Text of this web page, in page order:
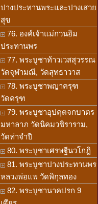
ปางประทานพระและปางเสวย
สุข
76. องค์เจ้าแม่กวนอิม
ประทานพร
77. พระบูชาท้าวเวสสุวรรณ
วัดจุฬามณี, วัดสุทธาวาส
78. พระบูชาพญาครุฑ
วัดครุฑ
79. พระบูชาอุปคุตจกบาตร
มหาลาภ วัดนิคมวชิราราม,
วัดท่าจำปี
80. พระบูชาเศรษฐีนวโกฎิ
81. พระบูชาปางประทานพร
หลวงพ่อแพ วัดพิกุลทอง
82. พระบูชานาคปรก 9